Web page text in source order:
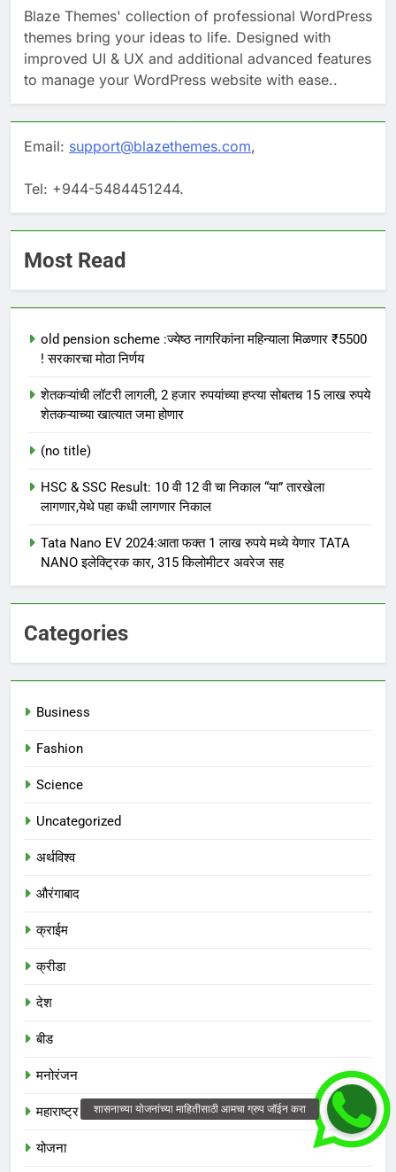
Blaze Themes' collection of professional WordPress
themes bring your ideas to life. Designed with
improved UI & UX and additional advanced features
to manage your WordPress website with ease..
Email: support@blazethemes.com,
Tel: +944-5484451244.
Most Read
old pension scheme :ज्येष्ठ नागरिकांना महिन्याला मिळणार ₹5500
! सरकारचा मोठा निर्णय
शेतकऱ्यांची लॉटरी लागली, 2 हजार रुपयांच्या हप्त्या सोबतच 15 लाख रुपये
शेतकऱ्याच्या खात्यात जमा होणार
(no title)
HSC & SSC Result: 10 वी 12 वी चा निकाल “या” तारखेला
लागणार,येथे पहा कधी लागणार निकाल
Tata Nano EV 2024:आता फक्त 1 लाख रुपये मध्ये येणार TATA
NANO इलेक्ट्रिक कार, 315 किलोमीटर अवरेज सह
Categories
Business
Fashion
Science
Uncategorized
अर्थविश्व
औरंगाबाद
क्राईम
क्रीडा
देश
बीड
मनोरंजन
महाराष्ट्र
योजना